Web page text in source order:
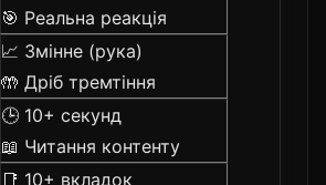
🎯 Реальна реакція
📈 Змінне (рука)
🤲 Дріб тремтіння
🕒 10+ секунд
📖 Читання контенту
📑 10+ вкладок